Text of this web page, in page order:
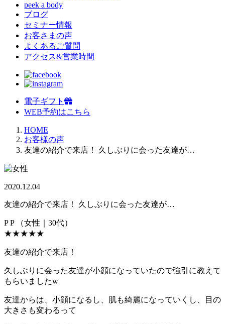
peek a body
ブログ
セミナー情報
お客さまの声
よくあるご質問
アクセス&営業時間
電子ギフト
WEB予約はこちら
HOME
お客様の声
友達の紹介で来店！ 久しぶりに会った友達が…
2020.12.04
友達の紹介で来店！ 久しぶりに会った友達が…
P P
（女性｜30代）
★★★★★
友達の紹介で来店！
久しぶりに会った友達が小顔になっていたので強引に教えて
もらいましたw
友達からは、小顔になるし、肌も綺麗になっていくし、目の
大きさも変わるって